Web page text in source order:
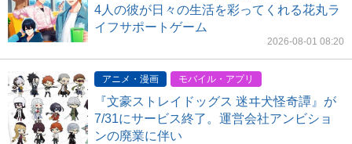
4人の彼が日々の生活を彩ってくれる花丸ラ
イフサポートゲーム
2026-08-01 08:20
アニメ・漫画 モバイル・アプリ
『文豪ストレイドッグス 迷ヰ犬怪奇譚』が
7/31にサービス終了。運営会社アンビショ
ンの廃業に伴い